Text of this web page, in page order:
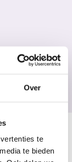
Over
te
te bieden